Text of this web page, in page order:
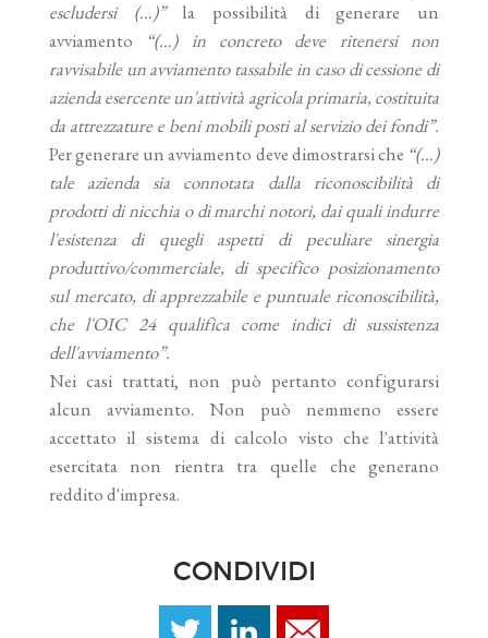
escludersi (…)”la possibilità di generare un
avviamento
“(…) in concreto deve ritenersi non
ravvisabile un avviamento tassabile in caso di cessione di
azienda esercente un'attività agricola primaria, costituita
da attrezzature e beni mobili posti al servizio dei fondi”.
Per generare un avviamento deve dimostrarsi che “(…)
tale azienda sia connotata dalla riconoscibilità di
prodotti di nicchia o di marchi notori, dai quali indurre
l'esistenza di quegli aspetti di peculiare sinergia
produttivo/commerciale, di specifico posizionamento
sul mercato, di apprezzabile e puntuale riconoscibilità,
che l'OIC 24 qualifica come indici di sussistenza
dell'avviamento”.
Nei casi trattati, non può pertanto configurarsi
alcun avviamento. Non può nemmeno essere
accettato il sistema di calcolo visto che l'attività
esercitata non rientra tra quelle che generano
reddito d'impresa.
CONDIVIDI